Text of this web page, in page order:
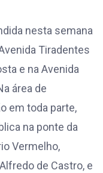
nesta semana
Tiradentes
e na Avenida
área de
em toda parte,
na ponte da
Vermelho,
de Castro, e